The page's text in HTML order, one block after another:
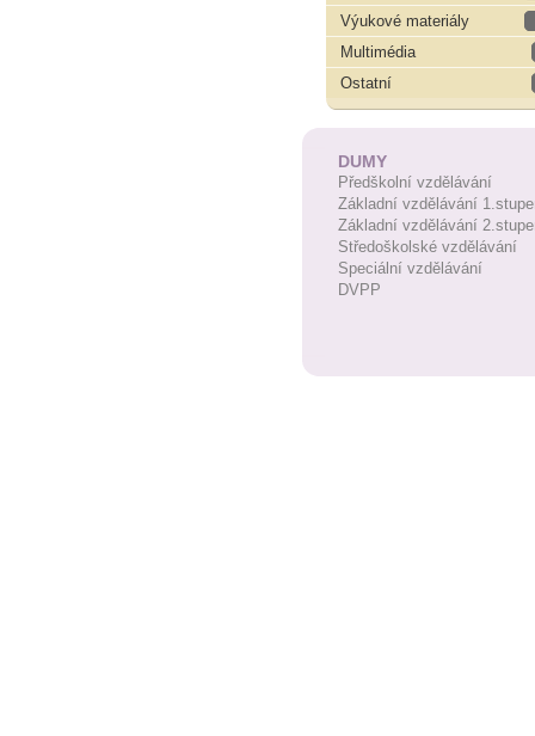
Výukové materiály
Multimédia
Ostatní
DUMY
Předškolní vzdělávání
Základní vzdělávání
Základní vzdělávání
Středoškolské vzdělávání
Speciální vzdělávání
DVPP